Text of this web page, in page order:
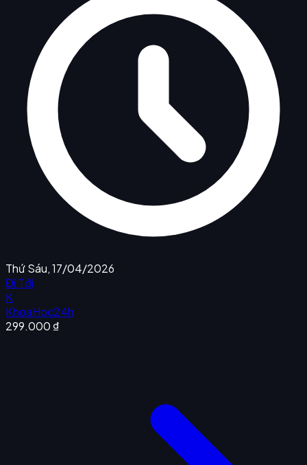
Thứ Sáu, 17/04/2026
Đi Tới
K
KhoaHoc24h
299.000 ₫